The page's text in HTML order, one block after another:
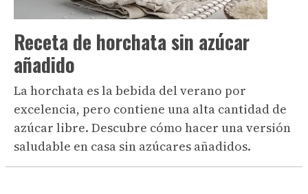
Receta de horchata sin azúcar
añadido
La horchata es la bebida del verano por
excelencia, pero contiene una alta cantidad de
azúcar libre. Descubre cómo hacer una versión
saludable en casa sin azúcares añadidos.